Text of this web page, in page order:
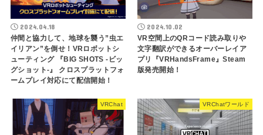
2024.04.18
仲間と協力して、地球を襲う”虫エ
イリアン”を倒せ！VRロボットシ
ューティング 『BIG SHOTS -ビッ
グショット-』 クロスプラットフォ
ームプレイ対応にて配信開始！
2024.10.02
VR空間上のQRコード読み取りや
文字翻訳ができるオーバーレイア
プリ『VRHandsFrame』Steam
版発売開始！
VRChat VRChatワールド